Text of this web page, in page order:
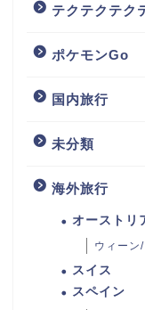
テクテクテク
ポケモンGo
国内旅行
未分類
海外旅行
オーストリ
ウィーン
スイス
スペイン